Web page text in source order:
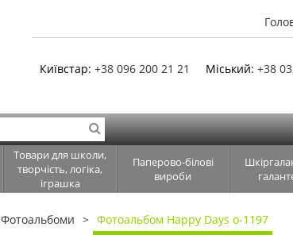
Київстар: +38 096 200 21 21 Міський: +38
Товари для школи,
творчість, логіка,
іграшка
Паперово-білові
вироби
Фотоальбоми Фотоальбом Happy Days o-1197